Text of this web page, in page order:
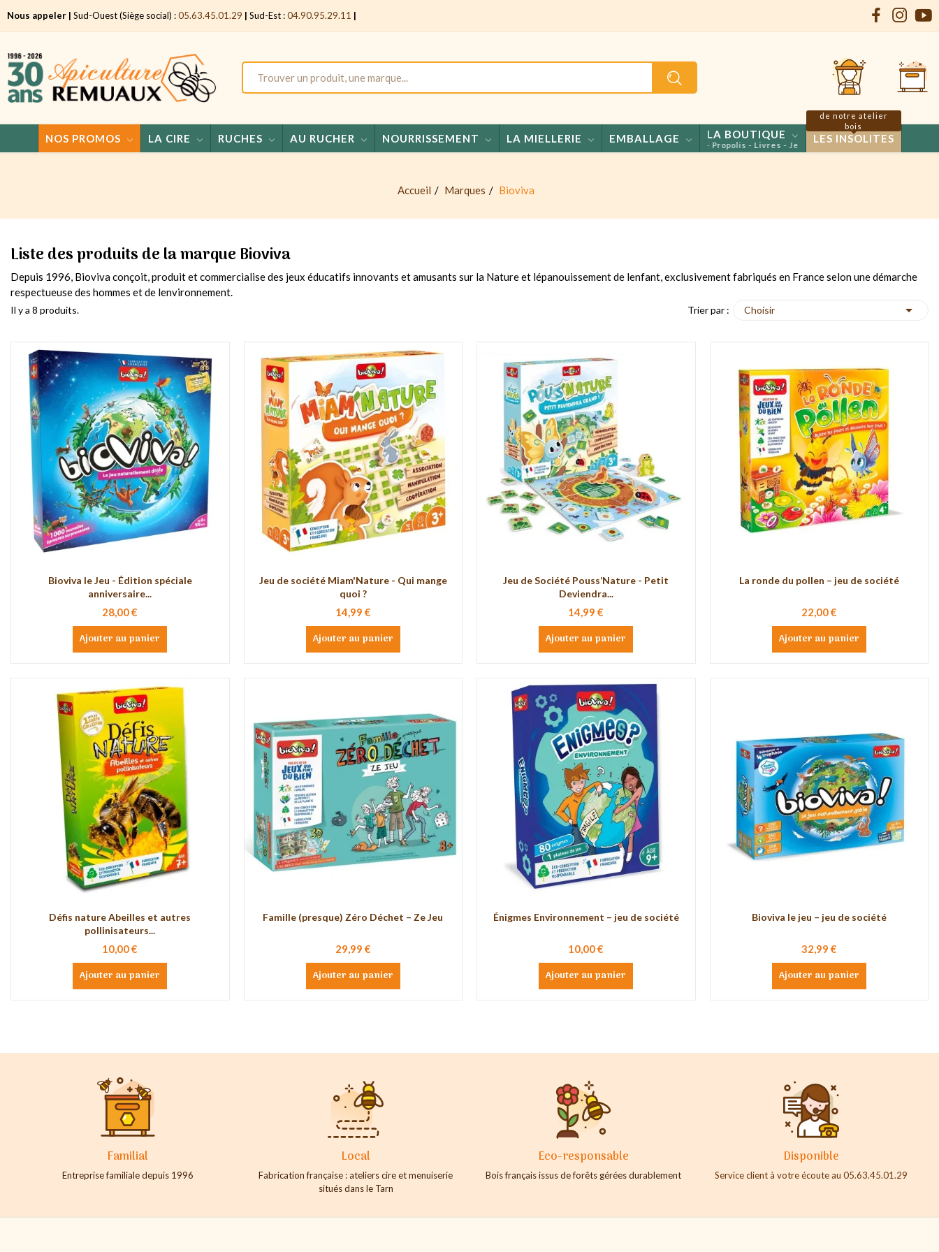
Nous appeler | Sud-Ouest (Siège social) :05.63.45.01.29 | Sud-Est :04.90.95.29.11 |
NOS PROMOS LA CIRE RUCHES AU RUCHER NOURRISSEMENT LA MIELLERIE EMBALLAGE LA BOUTIQUE
Miels - Confiseries - Propolis - Livres - Jeux
LES INSOLITES
de notre atelier
bois
Accueil Marques Bioviva
Liste des produits de la marque Bioviva
Depuis 1996, Bioviva conçoit, produit et commercialise des jeux éducatifs innovants et amusants sur la Nature et lépanouissement de lenfant, exclusivement fabriqués en France selon une démarche
respectueuse des hommes et de lenvironnement.
Il y a 8 produits. Trier par : Choisir 
Bioviva le Jeu - Édition spéciale
anniversaire...
28,00 €
Ajouter au panier
Jeu de société Miam'Nature - Qui mange
quoi ?
14,99 €
Ajouter au panier
Jeu de Société Pouss’Nature - Petit
Deviendra...
14,99 €
Ajouter au panier
La ronde du pollen – jeu de société
22,00 €
Ajouter au panier
Défis nature Abeilles et autres
pollinisateurs...
10,00 €
Ajouter au panier
Famille (presque) Zéro Déchet – Ze Jeu
29,99 €
Ajouter au panier
Énigmes Environnement – jeu de société
10,00 €
Ajouter au panier
Bioviva le jeu – jeu de société
32,99 €
Ajouter au panier
Familial
Entreprise familiale depuis 1996
Local
Fabrication française : ateliers cire et menuiserie
situés dans le Tarn
Eco-responsable
Bois français issus de forêts gérées durablement
Disponible
Service client à votre écoute au 05.63.45.01.29